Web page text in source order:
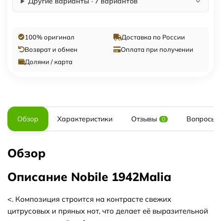
100% оригинал
Доставка по России
Возврат и обмен
Оплата при получении
Долями / карта
Обзор Характеристики Отзывы 0 Вопросы
Обзор
Описание Nobile 1942Malia
<. Композиция строится на контрасте свежих
цитрусовых и пряных нот, что делает её выразительной